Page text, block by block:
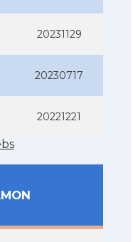
20231129
20230717
20221221